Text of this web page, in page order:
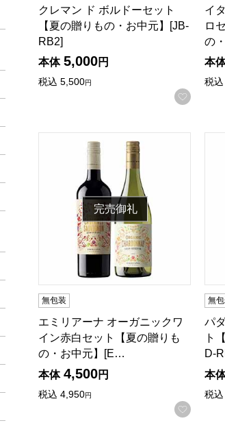
クレマン ド ボルドーセット
【夏の贈りもの・お中元】[JB-
RB2]
本体 5,000円
税込 5,500円
お気に
イ
ロ
の
本
税込
エミリアーナ オーガニックワイン赤
完売御礼
無包装
エミリアーナ オーガニックワ
イン赤白セット【夏の贈りも
の・お中元】[E…
本体 4,500円
税込 4,950円
お気に
パ
無
パ
ト
D-
本
税込